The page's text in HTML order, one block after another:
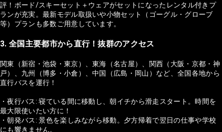
評！ボード/スキーセット＋ウェアがセットになったレンタル付きプ
ランが充実。最新モデル取扱いや小物セット（ゴーグル・グローブ
等）プランも多数ご用意しています。
3. 全国主要都市から直行！抜群のアクセス
関東（新宿・池袋・東京）、東海（名古屋）、関西（大阪・京都・神
戸）、九州（博多・小倉）、中国（広島・岡山）など、全国各地から
直行バスを運行！
・夜行バス: 寝ている間に移動し、朝イチから滑走スタート。時間を
最大限使いたい方に！
・朝発バス: 景色を楽しみながら移動。夕方帰着で翌日の仕事や学校
にも響きません。